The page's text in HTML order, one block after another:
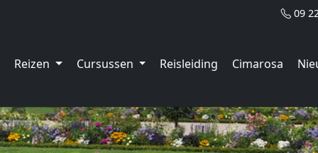
09
Reizen Cursussen Reisleiding Cimarosa